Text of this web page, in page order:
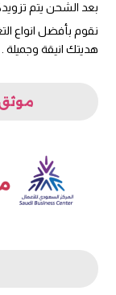
بعد الشحن يتم
نقوم بأفضل انواع
هديتك انيقة وجميلة .
موثق